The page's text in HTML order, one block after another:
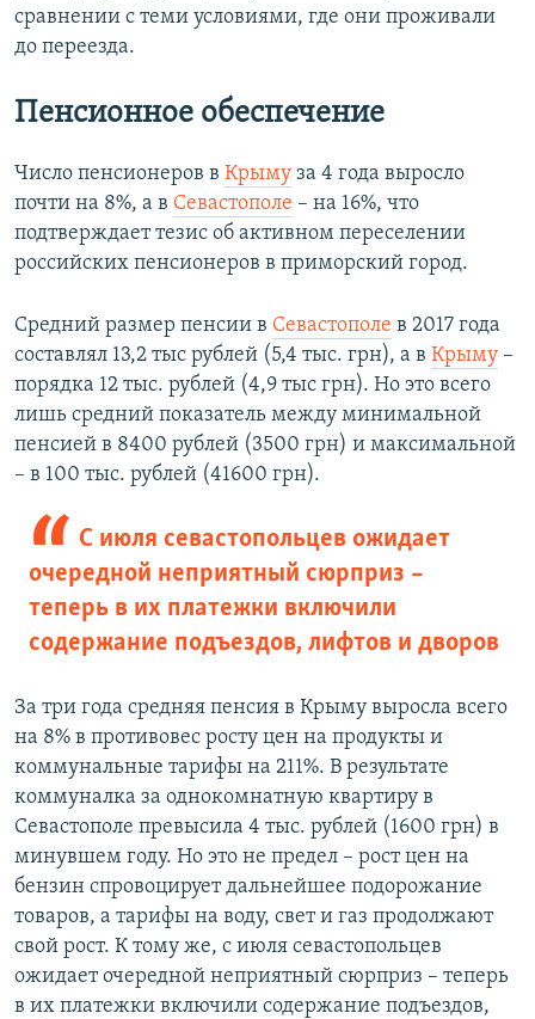
сравнении с теми условиями, где они проживали
до переезда.
Пенсионное обеспечение
Число пенсионеров в Крыму за 4 года выросло
почти на 8%, а в Севастополе – на 16%, что
подтверждает тезис об активном переселении
российских пенсионеров в приморский город.
Средний размер пенсии в Севастополе в 2017 года
составлял 13,2 тыс рублей (5,4 тыс. грн), а в Крыму –
порядка 12 тыс. рублей (4,9 тыс грн). Но это всего
лишь средний показатель между минимальной
пенсией в 8400 рублей (3500 грн) и максимальной
– в 100 тыс. рублей (41600 грн).
С июля севастопольцев ожидает
очередной неприятный сюрприз –
теперь в их платежки включили
содержание подъездов, лифтов и дворов
За три года средняя пенсия в Крыму выросла всего
на 8% в противовес росту цен на продукты и
коммунальные тарифы на 211%. В результате
коммуналка за однокомнатную квартиру в
Севастополе превысила 4 тыс. рублей (1600 грн) в
минувшем году. Но это не предел – рост цен на
бензин спровоцирует дальнейшее подорожание
товаров, а тарифы на воду, свет и газ продолжают
свой рост. К тому же, с июля севастопольцев
ожидает очередной неприятный сюрприз – теперь
в их платежки включили содержание подъездов,